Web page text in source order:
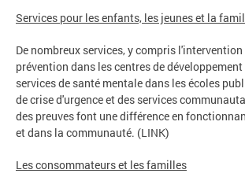
Services pour les enfants, les jeunes et la
De nombreux services, y compris l'intervention
prévention dans les centres de développement
services de santé mentale dans les écoles
de crise d'urgence et des services
des preuves font une différence en
et dans la communauté. (LINK)
Les consommateurs et les familles